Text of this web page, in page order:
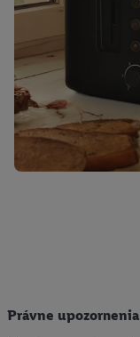
Právne upozornenia